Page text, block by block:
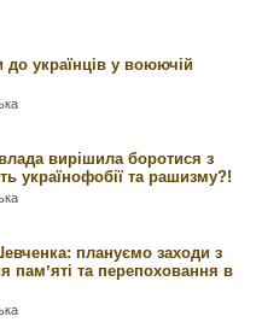
українців у воюючій
вирішила боротися з
українофобії та рашизму?!
плануємо заходи з
памʼяті та перепоховання в